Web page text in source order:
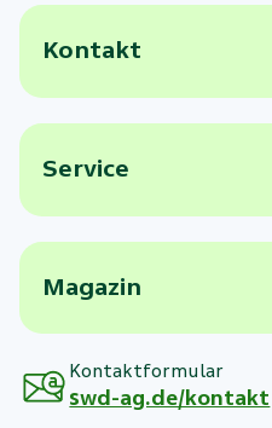
Kontakt
Service
Magazin
Kontaktformular
swd-ag.de/kontakt